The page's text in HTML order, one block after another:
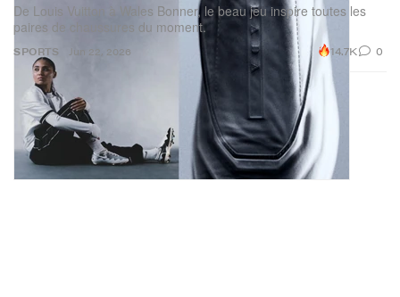
SPORTS
De Louis Vuitton à Wales Bonner, le beau jeu inspire toutes les
paires de chaussures du moment.
Jun 22, 2026 14.7K 0